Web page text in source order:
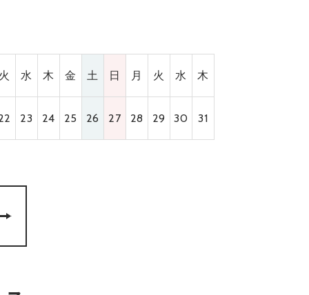
水 木 金 土 日 月 火 水 木
23 24 25 26 27 28 29 30 31